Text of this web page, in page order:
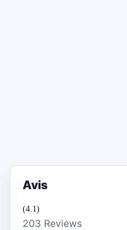
Avis
(4.1)
203 Reviews